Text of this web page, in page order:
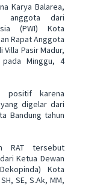
Karya Balarea,
anggota dari
(PWI) Kota
Rapat Anggota
Villa Pasir Madur,
pada Minggu, 4
positif karena
digelar dari
Bandung tahun
RAT tersebut
Ketua Dewan
Kota
SE, S.Ak, MM,